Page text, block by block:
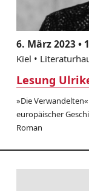
6. März 2023 •
Kiel •
Lesung
»Die
europäischer
Roman